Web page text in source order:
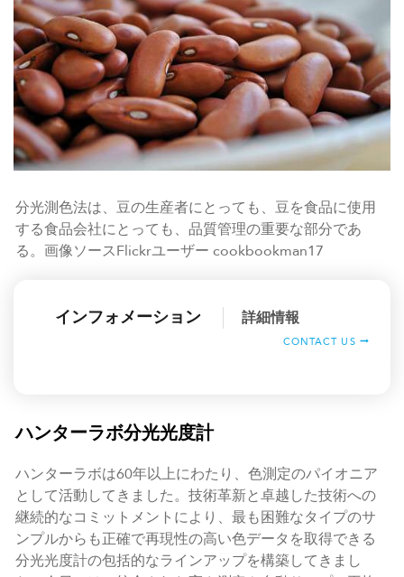
分光測色法は、豆の生産者にとっても、豆を食品に使用
する食品会社にとっても、品質管理の重要な部分であ
る。画像ソースFlickrユーザー cookbookman17
インフォメーション 詳細情報
CONTACT US
ハンターラボ分光光度計
ハンターラボは60年以上にわたり、色測定のパイオニア
として活動してきました。技術革新と卓越した技術への
継続的なコミットメントにより、最も困難なタイプのサ
ンプルからも正確で再現性の高い色データを取得できる
分光光度計の包括的なラインアップを構築してきまし